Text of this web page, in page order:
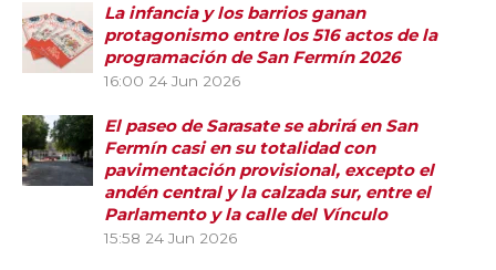
La infancia y los barrios ganan
protagonismo entre los 516 actos de la
programación de San Fermín 2026
16:00 24 Jun 2026
El paseo de Sarasate se abrirá en San
Fermín casi en su totalidad con
pavimentación provisional, excepto el
andén central y la calzada sur, entre el
Parlamento y la calle del Vínculo
15:58 24 Jun 2026